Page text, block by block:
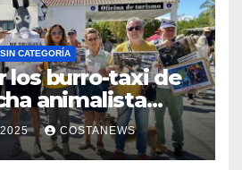
SIN CATEGORÍA
los burro-taxi de
animalista
de imagen
2025 COSTANEWS